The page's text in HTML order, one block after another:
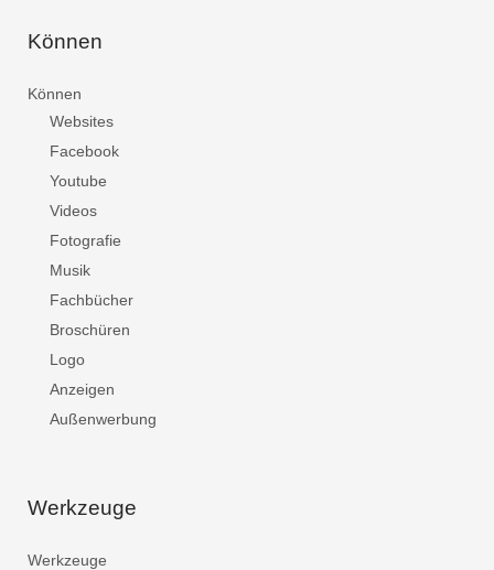
Können
Können
Websites
Facebook
Youtube
Videos
Fotografie
Musik
Fachbücher
Broschüren
Logo
Anzeigen
Außenwerbung
Werkzeuge
Werkzeuge